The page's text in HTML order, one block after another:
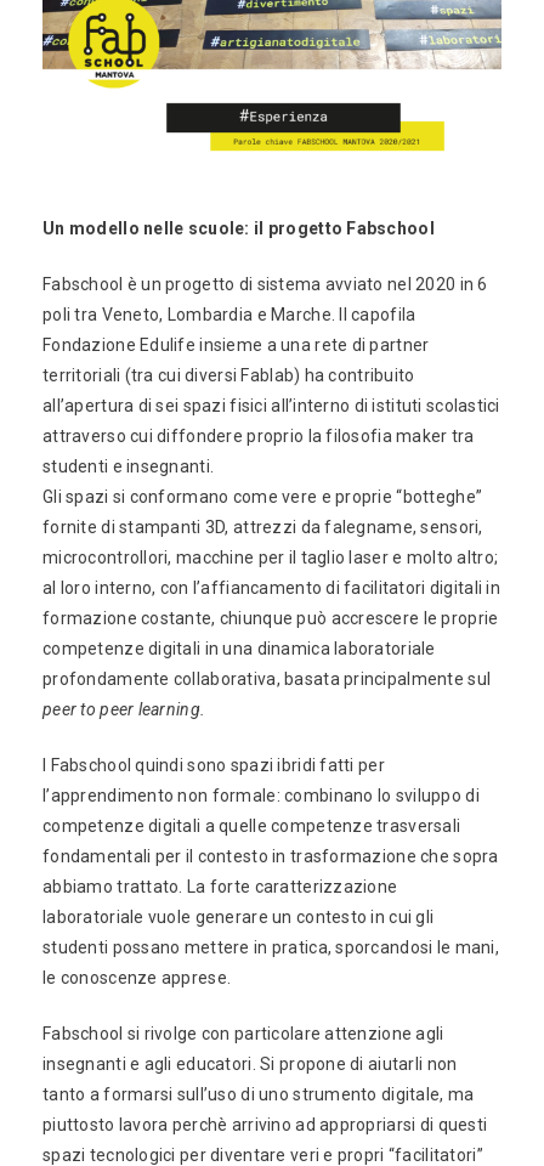
Un modello nelle scuole: il progetto Fabschool
Fabschool è un progetto di sistema avviato nel 2020 in 6
poli tra Veneto, Lombardia e Marche. Il capofila
Fondazione Edulife insieme a una rete di partner
territoriali (tra cui diversi Fablab) ha contribuito
all’apertura di sei spazi fisici all’interno di istituti scolastici
attraverso cui diffondere proprio la filosofia maker tra
studenti e insegnanti.
Gli spazi si conformano come vere e proprie “botteghe”
fornite di stampanti 3D, attrezzi da falegname, sensori,
microcontrollori, macchine per il taglio laser e molto altro;
al loro interno, con l’affiancamento di facilitatori digitali in
formazione costante, chiunque può accrescere le proprie
competenze digitali in una dinamica laboratoriale
profondamente collaborativa, basata principalmente sul
peer to peer learning.
I Fabschool quindi sono spazi ibridi fatti per
l’apprendimento non formale: combinano lo sviluppo di
competenze digitali a quelle competenze trasversali
fondamentali per il contesto in trasformazione che sopra
abbiamo trattato. La forte caratterizzazione
laboratoriale vuole generare un contesto in cui gli
studenti possano mettere in pratica, sporcandosi le mani,
le conoscenze apprese.
Fabschool si rivolge con particolare attenzione agli
insegnanti e agli educatori. Si propone di aiutarli non
tanto a formarsi sull’uso di uno strumento digitale, ma
piuttosto lavora perchè arrivino ad appropriarsi di questi
spazi tecnologici per diventare veri e propri “facilitatori”